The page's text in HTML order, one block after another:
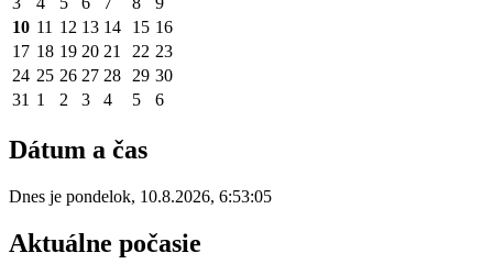
10 11 12 13 14 15 16
17 18 19 20 21 22 23
24 25 26 27 28 29 30
31 1 2 3 4 5 6
Dátum a čas
Dnes je pondelok, 10.8.2026, 6:53:05
Aktuálne počasie